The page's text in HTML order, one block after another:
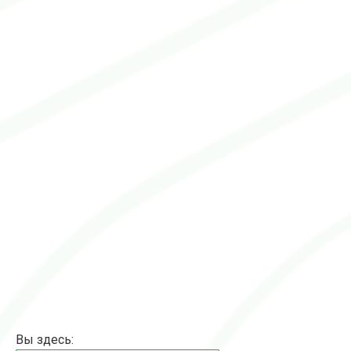
Вы здесь: